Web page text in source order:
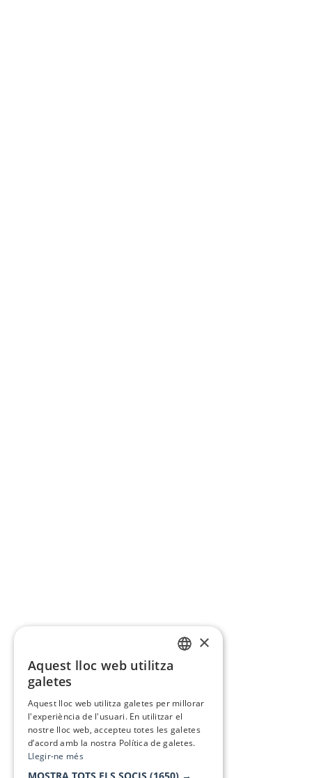
×
Aquest lloc web utilitza
galetes
Aquest lloc web utilitza galetes per millorar
l'experiència de l'usuari. En utilitzar el
nostre lloc web, accepteu totes les galetes
d’acord amb la nostra Política de galetes.
Llegir-ne més